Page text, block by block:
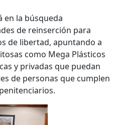
en la búsqueda
de reinserción para
de libertad, apuntando a
como Mega Plásticos
y privadas que puedan
de personas que cumplen